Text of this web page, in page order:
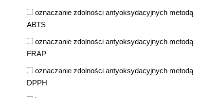
oznaczanie zdolności antyoksydacyjnych metodą
ABTS
oznaczanie zdolności antyoksydacyjnych metodą
FRAP
oznaczanie zdolności antyoksydacyjnych metodą
DPPH